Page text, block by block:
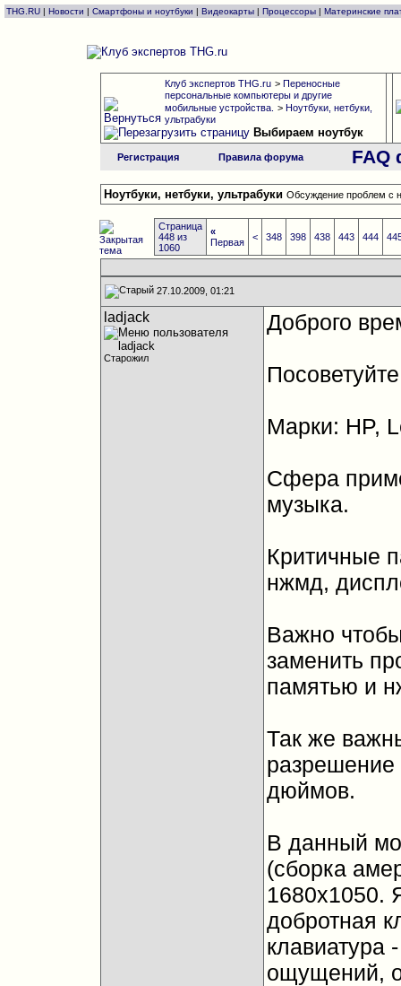
THG.RU | Новости | Смартфоны и ноутбуки | Видеокарты | Процессоры | Материнские
Клуб экспертов THG.ru > Переносные
персональные компьютеры и другие
мобильные устройства. > Ноутбуки, нетбуки,
ультрабуки
Выбираем ноутбук
Регистрация Правила форума FAQ
Ноутбуки, нетбуки, ультрабуки Обсуждение проблем с
Страница
448 из
1060
«
Первая
< 348 398 438 443 444
27.10.2009, 01:21
ladjack
Старожил
Доброго
Марки: HP,
Сфера
музыка.
Критичные
нжмд,
Важно
заменить
памятью и
Так же
разрешение
дюймов.
В данный
(сборка
1680х1050.
добротная
клавиатура
ощущений,